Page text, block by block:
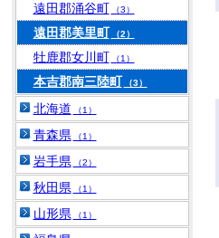
遠田郡涌谷町 （3）
遠田郡美里町 （2）
牡鹿郡女川町 （1）
本吉郡南三陸町 （3）
北海道 （1）
青森県 （1）
岩手県 （2）
秋田県 （1）
山形県 （1）